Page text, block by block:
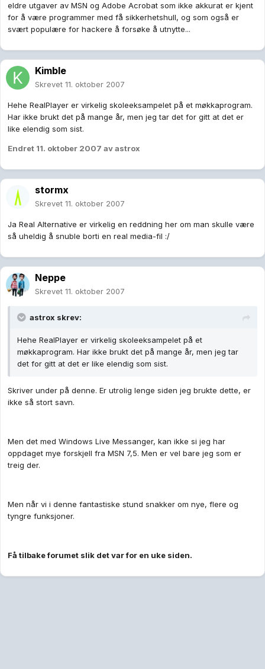
eldre utgaver av MSN og Adobe Acrobat som ikke akkurat er kjent
for å være programmer med få sikkerhetshull, og som også er
svært populære for hackere å forsøke å utnytte...
Kimble
Skrevet 11. oktober 2007
Hehe RealPlayer er virkelig skoleeksampelet på et møkkaprogram.
Har ikke brukt det på mange år, men jeg tar det for gitt at det er
like elendig som sist.
Endret 11. oktober 2007 av astrox
stormx
Skrevet 11. oktober 2007
Ja Real Alternative er virkelig en reddning her om man skulle være
så uheldig å snuble borti en real media-fil :/
Neppe
Skrevet 11. oktober 2007
astrox skrev:
Hehe RealPlayer er virkelig skoleeksampelet på et
møkkaprogram. Har ikke brukt det på mange år, men jeg tar
det for gitt at det er like elendig som sist.
Skriver under på denne. Er utrolig lenge siden jeg brukte dette, er
ikke så stort savn.
Men det med Windows Live Messanger, kan ikke si jeg har
oppdaget mye forskjell fra MSN 7,5. Men er vel bare jeg som er
treig der.
Men når vi i denne fantastiske stund snakker om nye, flere og
tyngre funksjoner.
Få tilbake forumet slik det var for en uke siden.